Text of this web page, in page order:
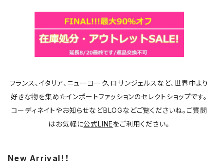
フランス、イタリア、ニューヨーク、ロサンジェルスなど、世界中より
好きな物を集めたインポートファッションのセレクトショップです。
コーディネイトやお知らせなどBLOGなどご覧くださいね。ご質問
はお気軽に公式LINEをご利用ください。
New Arrival！！